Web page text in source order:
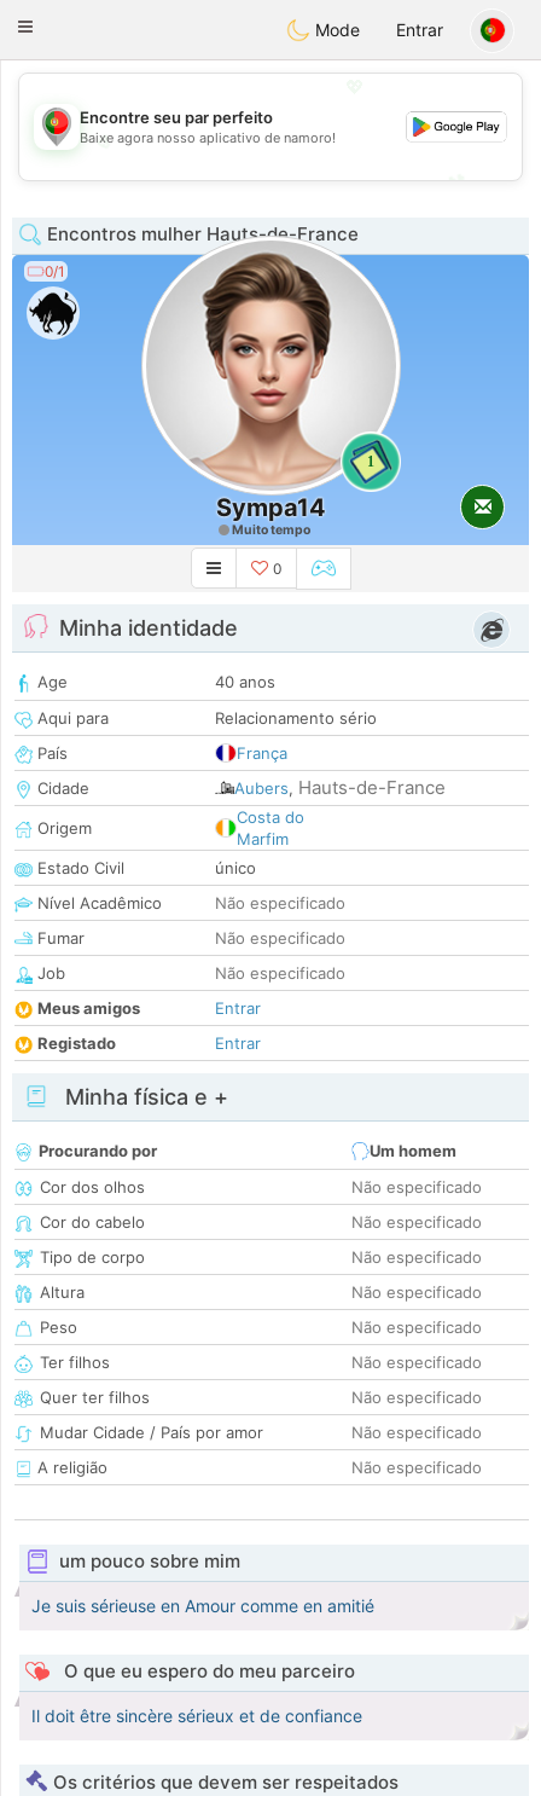
Portugues
Toggle
Mode Entrar
💖
💕
Encontre seu par perfeito
Baixe agora nosso aplicativo de namoro!
Encontros mulher Hauts-de-France
0/1
1
Sympa14
Muito tempo
0
Minha identidade
Age
40 anos
Aqui para
Relacionamento sério
País
França
Cidade
Aubers, Hauts-de-France
Origem
Costa do
Marfim
Estado Civil
único
Nível Acadêmico
Não especificado
Fumar
Não especificado
Job
Não especificado
Meus amigos
Entrar
Registado
Entrar
Minha física e +
Procurando por
Um homem
Cor dos olhos
Não especificado
Cor do cabelo
Não especificado
Tipo de corpo
Não especificado
Altura
Não especificado
Peso
Não especificado
Ter filhos
Não especificado
Quer ter filhos
Não especificado
Mudar Cidade / País por amor
Não especificado
A religião
Não especificado
um pouco sobre mim
Je suis sérieuse en Amour comme en amitié
O que eu espero do meu parceiro
Il doit être sincère sérieux et de confiance
Os critérios que devem ser respeitados